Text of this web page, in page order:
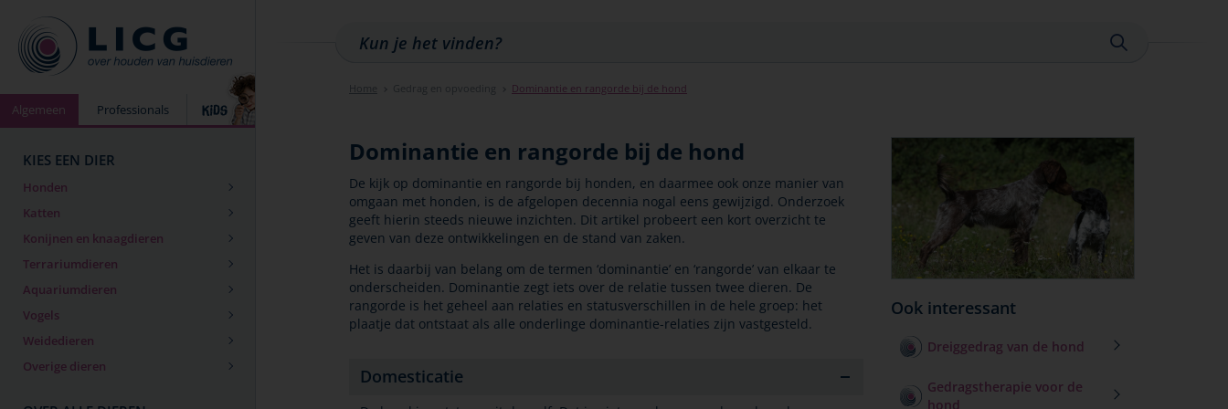
Algemeen Professionals
KIES EEN DIER
Honden
Katten
Konijnen en knaagdieren
Terrariumdieren
Aquariumdieren
Vogels
Weidedieren
Overige dieren
Home Gedrag en opvoeding Dominantie en rangorde bij de hond
Dominantie en rangorde bij de hond
De kijk op dominantie en rangorde bij honden, en daarmee ook onze manier van
omgaan met honden, is de afgelopen decennia nogal eens gewijzigd. Onderzoek
geeft hierin steeds nieuwe inzichten. Dit artikel probeert een kort overzicht te
geven van deze ontwikkelingen en de stand van zaken.
Het is daarbij van belang om de termen ‘dominantie’ en ‘rangorde’ van elkaar te
onderscheiden. Dominantie zegt iets over de relatie tussen twee dieren. De
rangorde is het geheel aan relaties en statusverschillen in de hele groep: het
plaatje dat ontstaat als alle onderlinge dominantie-relaties zijn vastgesteld.
Domesticatie
Ook interessant
Dreiggedrag van de hond
Gedragstherapie voor de
hond